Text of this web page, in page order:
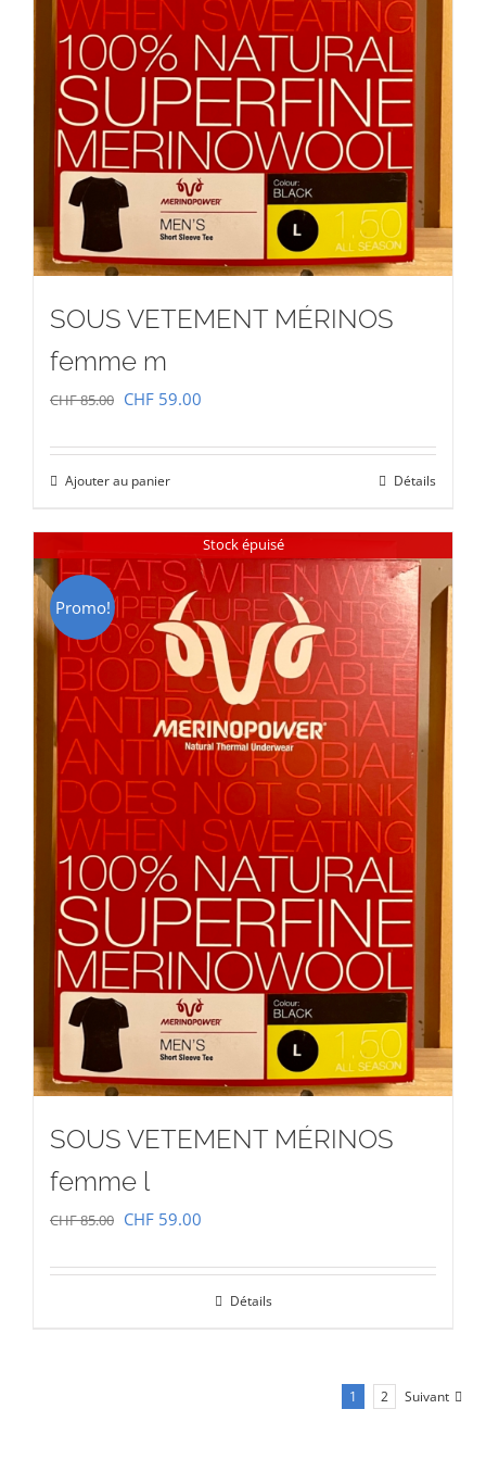
SOUS VETEMENT MÉRINOS
femme m
CHF85.00 Le
initial
était :
CHF 85.00.
CHF 59.00
actuel
CHF 59.00.
Ajouter au panier Détails
Stock épuisé
Promo!
SOUS VETEMENT MÉRINOS
femme l
CHF85.00 Le
CHF 59.00
Détails
1 2 Suivant